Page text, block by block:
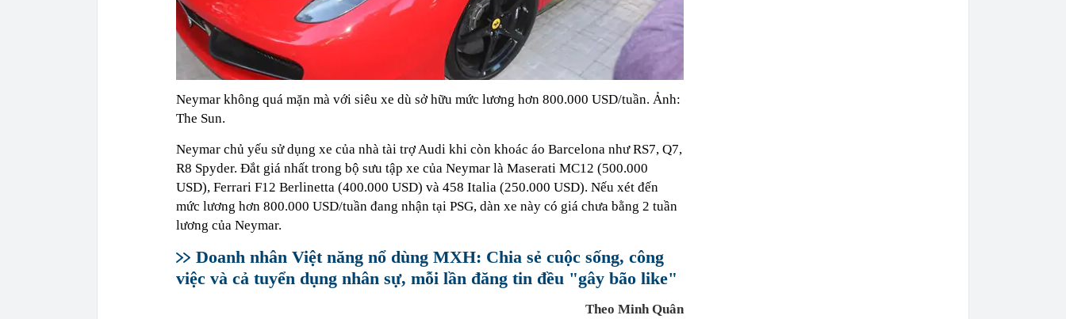
Neymar không quá mặn mà với siêu xe dù sở hữu mức lương hơn 800.000 USD/tuần. Ảnh:
The Sun.
Neymar chủ yếu sử dụng xe của nhà tài trợ Audi khi còn khoác áo Barcelona như RS7, Q7,
R8 Spyder. Đắt giá nhất trong bộ sưu tập xe của Neymar là Maserati MC12 (500.000
USD), Ferrari F12 Berlinetta (400.000 USD) và 458 Italia (250.000 USD). Nếu xét đến
mức lương hơn 800.000 USD/tuần đang nhận tại PSG, dàn xe này có giá chưa bằng 2 tuần
lương của Neymar.
Doanh nhân Việt năng nổ dùng MXH: Chia sẻ cuộc sống, công
việc và cả tuyển dụng nhân sự, mỗi lần đăng tin đều "gây bão like"
Theo Minh Quân